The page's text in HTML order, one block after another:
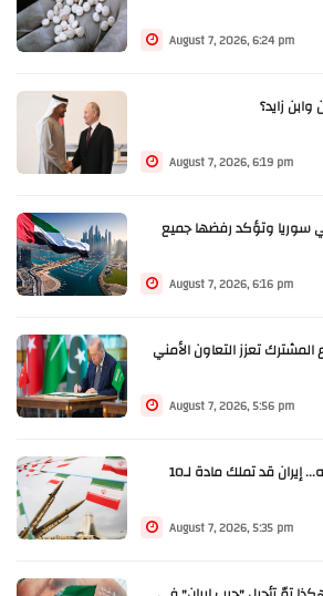
August 7, 2026, 6:24 pm
وابن زايد؟
August 7, 2026, 6:19 pm
في سوريا وتؤكد رفضها جميع
August 7, 2026, 6:16 pm
تعزز التعاون الأمني
August 7, 2026, 5:56 pm
الحرب أخّرت البرنامج ولم تُنهه... إيران قد تملك مادة لـ10
August 7, 2026, 5:35 pm